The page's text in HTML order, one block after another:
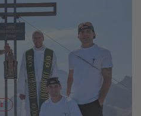
06. AUGUST